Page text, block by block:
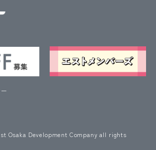
Osaka Development Company all rights